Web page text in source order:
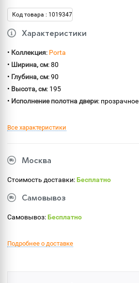
Код товара : 1019347
Характеристики
• Коллекция: Porta
• Ширина, см: 80
• Глубина, см: 90
• Высота, см: 195
• Исполнение полотна двери: прозрачное
Все характеристики
Москва
Стоимость доставки:Бесплатно
Самовывоз
Самовывоз:Бесплатно
Подробнее о доставке